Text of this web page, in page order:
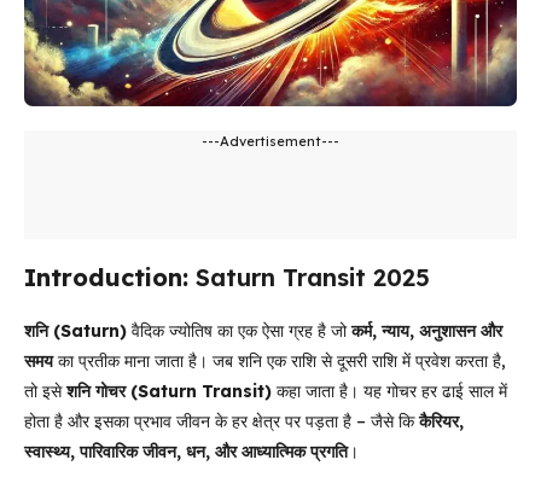
---Advertisement---
Introduction: Saturn Transit 2025
शनि (Saturn) वैदिक ज्योतिष का एक ऐसा ग्रह है जोकर्म, न्याय, अनुशासन और
समयका प्रतीक माना जाता है। जब शनि एक राशि से दूसरी राशि में प्रवेश करता है,
तो इसेशनि गोचर (Saturn Transit) कहा जाता है। यह गोचर हर ढाई साल में
होता है और इसका प्रभाव जीवन के हर क्षेत्र पर पड़ता है – जैसे किकैरियर,
स्वास्थ्य, पारिवारिक जीवन, धन, और आध्यात्मिक प्रगति।